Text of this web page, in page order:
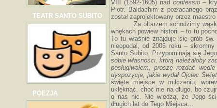
TEATR SANTO SUBITO
POEZJA
VIII (1592-1605) nad confessio –
Piotr. Baldachim z pozłacanego
został zaprojektowany przez
Za ołtarzem schodzimy
wnękach powiew historii – to tu
To tu właśnie znajduje się grób
nieopodal, od 2005 roku –
Santo Subito. Przypominają się
sobie własności, którą należałoby
posługiwałem, proszę rozdać
dyspozycje, jakie wydał Ojciec
święte miejsce w milczeniu;
uklęknąć, choć nie na długo, bo
o nas nic. Nie wiedzą, że Jego
długich lat do Tego Miejsca…